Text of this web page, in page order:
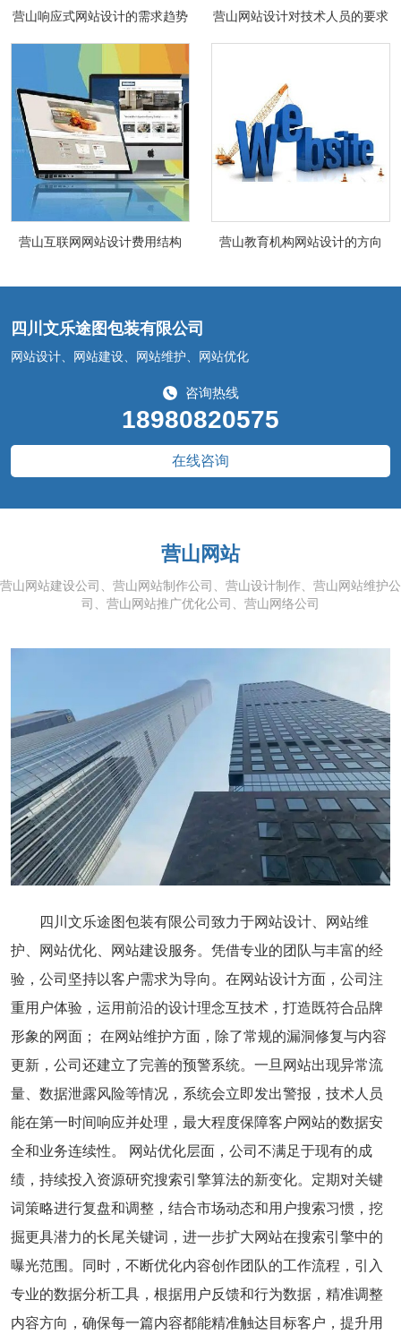
营山响应式网站设计的需求趋势 营山网站设计对技术人员的要求
营山互联网网站设计费用结构 营山教育机构网站设计的方向
四川文乐途图包装有限公司
网站设计、网站建设、网站维护、网站优化
咨询热线
18980820575
在线咨询
营山网站
营山网站建设公司、营山网站制作公司、营山设计制作、营山网站维护公
司、营山网站推广优化公司、营山网络公司
四川文乐途图包装有限公司致力于网站设计、网站维
护、网站优化、网站建设服务。凭借专业的团队与丰富的经
验，公司坚持以客户需求为导向。在网站设计方面，公司注
重用户体验，运用前沿的设计理念互技术，打造既符合品牌
形象的网面； 在网站维护方面，除了常规的漏洞修复与内容
更新，公司还建立了完善的预警系统。一旦网站出现异常流
量、数据泄露风险等情况，系统会立即发出警报，技术人员
能在第一时间响应并处理，最大程度保障客户网站的数据安
全和业务连续性。 网站优化层面，公司不满足于现有的成
绩，持续投入资源研究搜索引擎算法的新变化。定期对关键
词策略进行复盘和调整，结合市场动态和用户搜索习惯，挖
掘更具潜力的长尾关键词，进一步扩大网站在搜索引擎中的
曝光范围。同时，不断优化内容创作团队的工作流程，引入
专业的数据分析工具，根据用户反馈和行为数据，精准调整
内容方向，确保每一篇内容都能精准触达目标客户，提升用